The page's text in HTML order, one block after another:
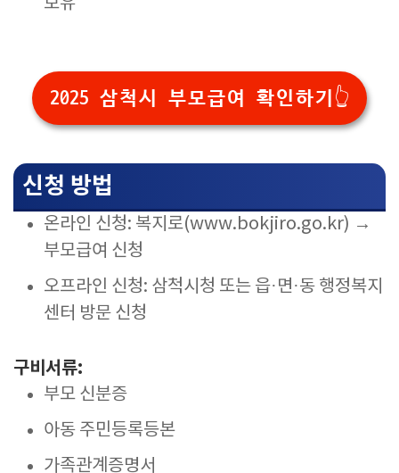
2025 삼척시 부모급여 확인하기👆
신청 방법
온라인 신청: 복지로(www.bokjiro.go.kr) →
부모급여 신청
오프라인 신청: 삼척시청 또는 읍·면·동 행정복지
센터 방문 신청
구비서류:
부모 신분증
아동 주민등록등본
가족관계증명서